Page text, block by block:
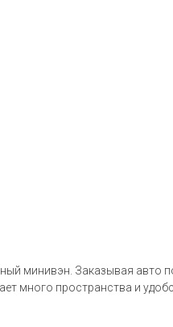
минивэн. Заказывая авто
много пространства и